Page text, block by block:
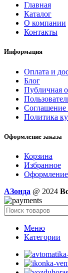
Главная
Каталог
О компании
Контакты
Информация
Оплата и
Блог
Публичная
Соглашение
Политика
Оформление заказа
Корзина
Избранное
Оформление
AЗонда @ 2024
Меню
Категории